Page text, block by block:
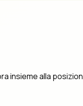
insieme alla